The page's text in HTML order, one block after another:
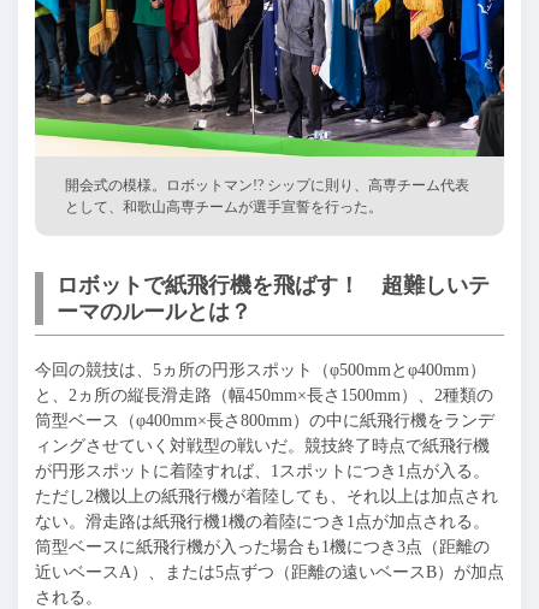
開会式の模様。ロボットマン!? シップに則り、高専チーム代表
として、和歌山高専チームが選手宣誓を行った。
ロボットで紙飛行機を飛ばす！ 超難しいテ
ーマのルールとは？
今回の競技は、5ヵ所の円形スポット（φ500mmとφ400mm）
と、2ヵ所の縦長滑走路（幅450mm×長さ1500mm）、2種類の
筒型ベース（φ400mm×長さ800mm）の中に紙飛行機をランデ
ィングさせていく対戦型の戦いだ。競技終了時点で紙飛行機
が円形スポットに着陸すれば、1スポットにつき1点が入る。
ただし2機以上の紙飛行機が着陸しても、それ以上は加点され
ない。滑走路は紙飛行機1機の着陸につき1点が加点される。
筒型ベースに紙飛行機が入った場合も1機につき3点（距離の
近いベースA）、または5点ずつ（距離の遠いベースB）が加点
される。